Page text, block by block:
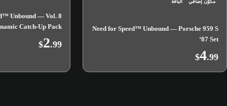
مكوّن إضافي الباقة
Need for Speed™ Unbound — Porsche 959 S
‘87 Set
$4.99
Unbound — Vol. 8
Catch-Up Pack
$2.99